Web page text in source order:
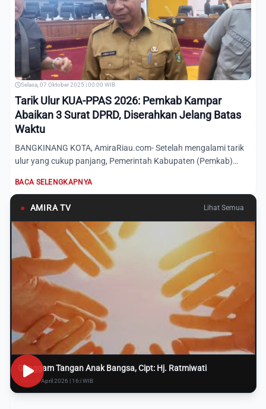
Selasa, 07 Oktober 2025 | 00:00 WIB
Tarik Ulur KUA-PPAS 2026: Pemkab Kampar
Abaikan 3 Surat DPRD, Diserahkan Jelang Batas
Waktu
BANGKINANG KOTA, AmiraRiau.com- Setelah mengalami tarik
ulur yang cukup panjang, Pemerintah Kabupaten (Pemkab)
BACA SELENGKAPNYA
● AMIRA TV Lihat Semua
Genggam Tangan Anak Bangsa, Cipt: Hj. Ratmiwati
Rabu, 8 April 2026 | 16:i WIB